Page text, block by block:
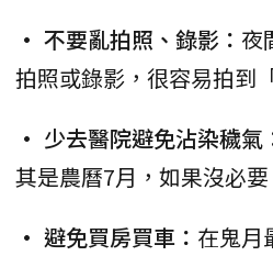
• 不要亂拍照、錄影： 夜
拍照或錄影，很容易拍到
• 少去醫院避免沾染穢氣
其是農曆7月，如果沒必
• 避免買房買車： 在鬼月